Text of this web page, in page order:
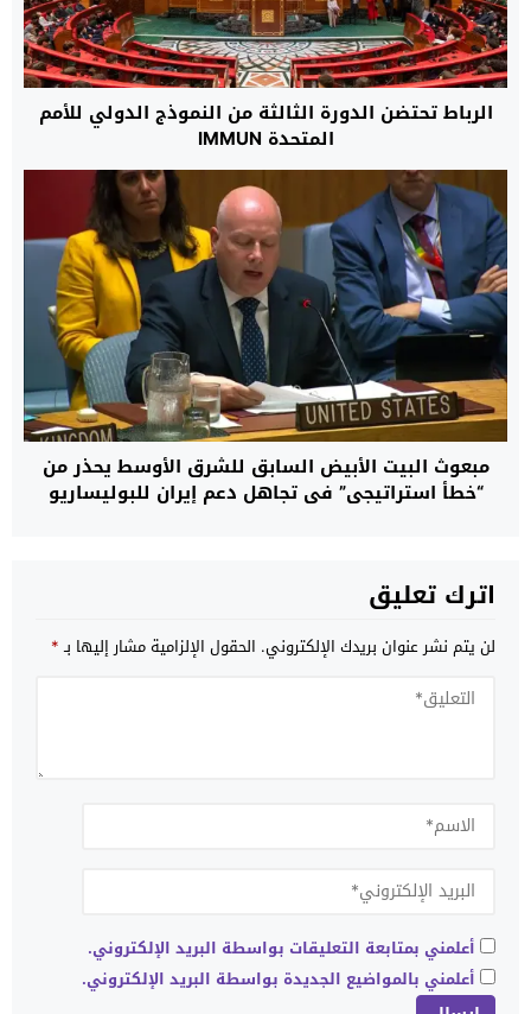
الرباط تحتضن الدورة الثالثة من النموذج الدولي للأمم
المتحدة IMMUN
مبعوث البيت الأبيض السابق للشرق الأوسط يحذر من
“خطأ استراتيجي” في تجاهل دعم إيران للبوليساريو
اترك تعليق
لن يتم نشر عنوان بريدك الإلكتروني. الحقول الإلزامية مشار إليها بـ*
أعلمني بمتابعة التعليقات بواسطة البريد الإلكتروني.
أعلمني بالمواضيع الجديدة بواسطة البريد الإلكتروني.